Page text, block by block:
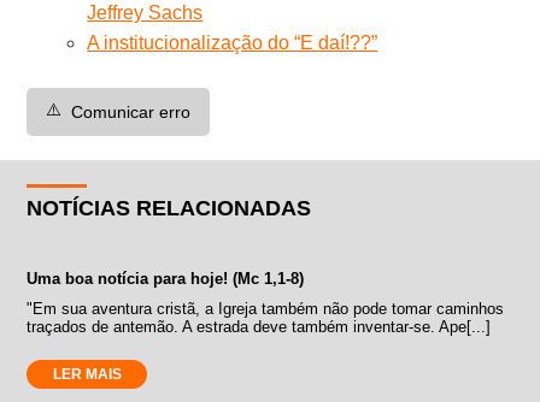
Jeffrey Sachs
A institucionalização do “E daí!??”
⚠️ Comunicar erro
NOTÍCIAS RELACIONADAS
Uma boa notícia para hoje! (Mc 1,1-8)
"Em sua aventura cristã, a Igreja também não pode tomar caminhos
traçados de antemão. A estrada deve também inventar-se. Ape[...]
LER MAIS